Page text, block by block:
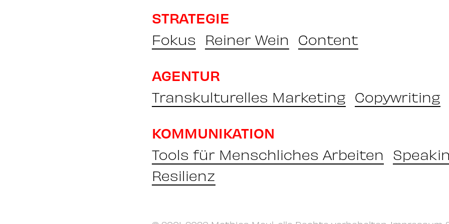
STRATEGIE
Fokus Reiner Wein Content
AGENTUR
Transkulturelles Marketing Copywriting
KOMMUNIKATION
Tools für Menschliches Arbeiten
Resilienz